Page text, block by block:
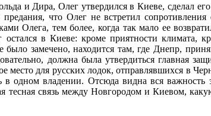
и Дира, Олег утвердился в Киеве, сделал
что Олег не встретил
Олега, тем более, когда так мало ее
в Киеве: кроме приятности климата,
было замечено, находится там, где Днепр,
должна была утвердиться главная
место для русских лодок, отправлявшихся в
одном владении. Отсюда видна вся важность
тесная связь между Новгородом и Киевом,